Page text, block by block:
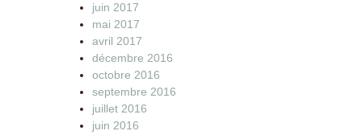
juin 2017
mai 2017
avril 2017
décembre 2016
octobre 2016
septembre 2016
juillet 2016
juin 2016